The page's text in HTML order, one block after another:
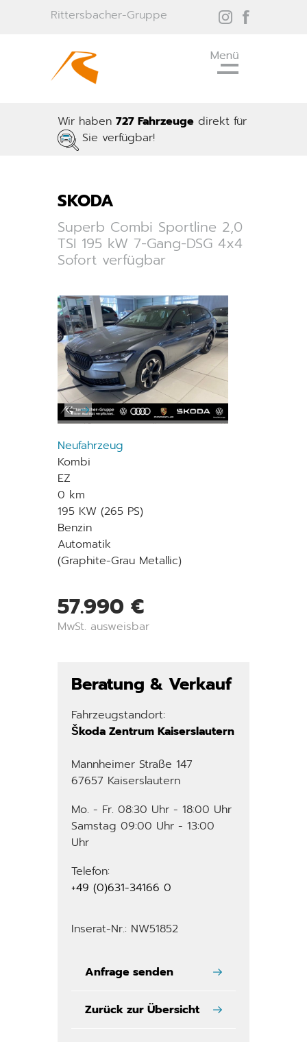
Rittersbacher-Gruppe
Wir haben 727 Fahrzeuge direkt für
Sie verfügbar!
SKODA
Superb Combi Sportline 2,0
TSI 195 kW 7-Gang-DSG 4x4
Sofort verfügbar
Neufahrzeug
Kombi
EZ
0 km
195 KW (265 PS)
Benzin
Automatik
(Graphite-Grau Metallic)
57.990 €
MwSt. ausweisbar
Beratung & Verkauf
Fahrzeugstandort:
Škoda Zentrum Kaiserslautern
Mannheimer Straße 147
67657 Kaiserslautern
Mo. - Fr. 08:30 Uhr - 18:00 Uhr
Samstag 09:00 Uhr - 13:00
Uhr
Telefon:
+49 (0)631-34166 0
Inserat-Nr.: NW51852
Anfrage senden
Zurück zur Übersicht